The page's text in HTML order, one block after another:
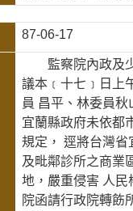
87-06-17
監察院內政及少
議本﹝十七﹞日上
員 昌平、林委員秋
宜蘭縣政府未依都
規定， 逕將台灣省
及毗鄰診所之商業
地，嚴重侵害 人民
院函請行政院轉飭